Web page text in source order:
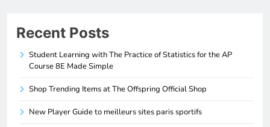
Recent Posts
Student Learning with The Practice of Statistics for the AP
Course 8E Made Simple
Shop Trending Items at The Offspring Official Shop
New Player Guide to meilleurs sites paris sportifs